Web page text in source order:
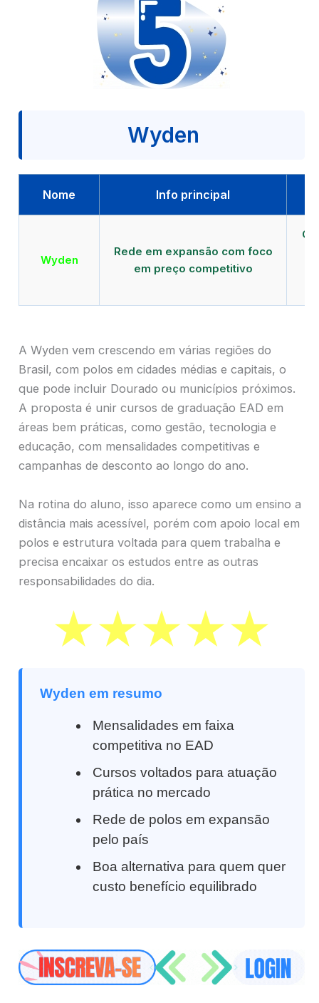
Wyden
Nome Info principal
Wyden
Rede em expansão com foco
em preço competitivo
A Wyden vem crescendo em várias regiões do
Brasil, com polos em cidades médias e capitais, o
que pode incluir Dourado ou municípios próximos.
A proposta é unir cursos de graduação EAD em
áreas bem práticas, como gestão, tecnologia e
educação, com mensalidades competitivas e
campanhas de desconto ao longo do ano.
Na rotina do aluno, isso aparece como um ensino a
distância mais acessível, porém com apoio local em
polos e estrutura voltada para quem trabalha e
precisa encaixar os estudos entre as outras
responsabilidades do dia.
Wyden em resumo
Mensalidades em faixa
competitiva no EAD
Cursos voltados para atuação
prática no mercado
Rede de polos em expansão
pelo país
Boa alternativa para quem quer
custo benefício equilibrado